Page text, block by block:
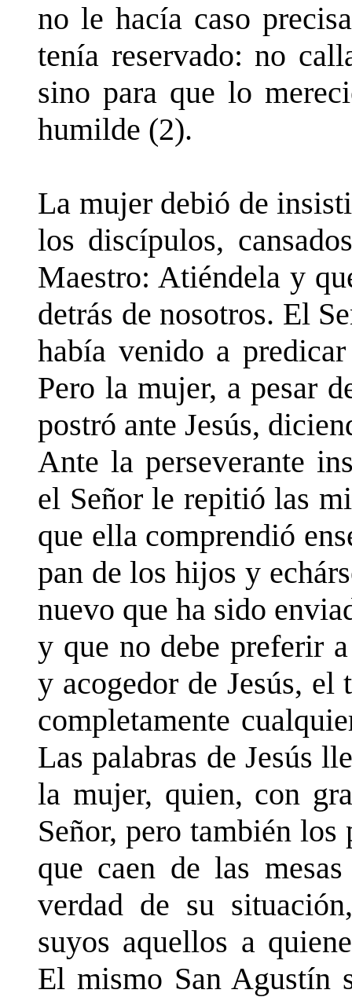
no le hacía caso
tenía reservado: no
sino para que lo
humilde (2).
La mujer debió de
los discípulos,
Maestro: Atiéndela y
detrás de nosotros. El
había venido a
Pero la mujer, a pesar
postró ante Jesús,
Ante la perseverante
el Señor le repitió las
que ella comprendió
pan de los hijos y
nuevo que ha sido
y que no debe preferir
y acogedor de Jesús, el
completamente
Las palabras de Jesús
la mujer, quien, con
Señor, pero también
que caen de las
verdad de su
suyos aquellos a
El mismo San Agustín